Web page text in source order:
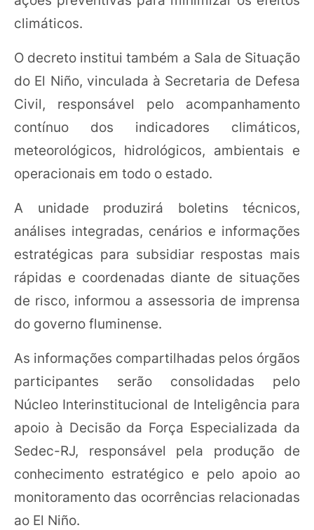
climáticos.
O decreto institui também a Sala de Situação
do El Niño, vinculada à Secretaria de Defesa
Civil, responsável pelo acompanhamento
contínuo dos indicadores climáticos,
meteorológicos, hidrológicos, ambientais e
operacionais em todo o estado.
A unidade produzirá boletins técnicos,
análises integradas, cenários e informações
estratégicas para subsidiar respostas mais
rápidas e coordenadas diante de situações
de risco, informou a assessoria de imprensa
do governo fluminense.
As informações compartilhadas pelos órgãos
participantes serão consolidadas pelo
Núcleo Interinstitucional de Inteligência para
apoio à Decisão da Força Especializada da
Sedec-RJ, responsável pela produção de
conhecimento estratégico e pelo apoio ao
monitoramento das ocorrências relacionadas
ao El Niño.